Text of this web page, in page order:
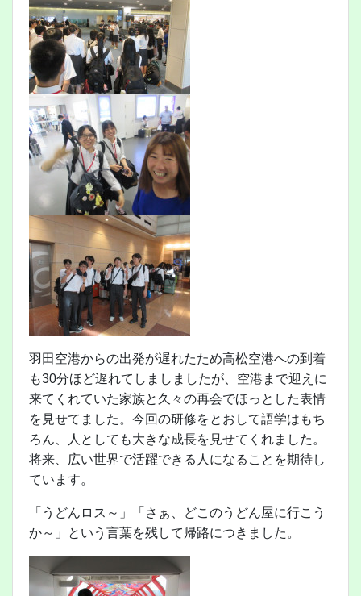
羽田空港からの出発が遅れたため高松空港への到着
も30分ほど遅れてしましましたが、空港まで迎えに
来てくれていた家族と久々の再会でほっとした表情
を見せてました。今回の研修をとおして語学はもち
ろん、人としても大きな成長を見せてくれました。
将来、広い世界で活躍できる人になることを期待し
ています。
「うどんロス～」「さぁ、どこのうどん屋に行こう
か～」という言葉を残して帰路につきました。